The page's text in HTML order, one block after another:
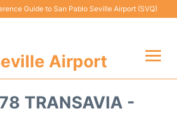
Guide to San Pablo Seville Airport (SVQ)
Airport
TRANSAVIA -